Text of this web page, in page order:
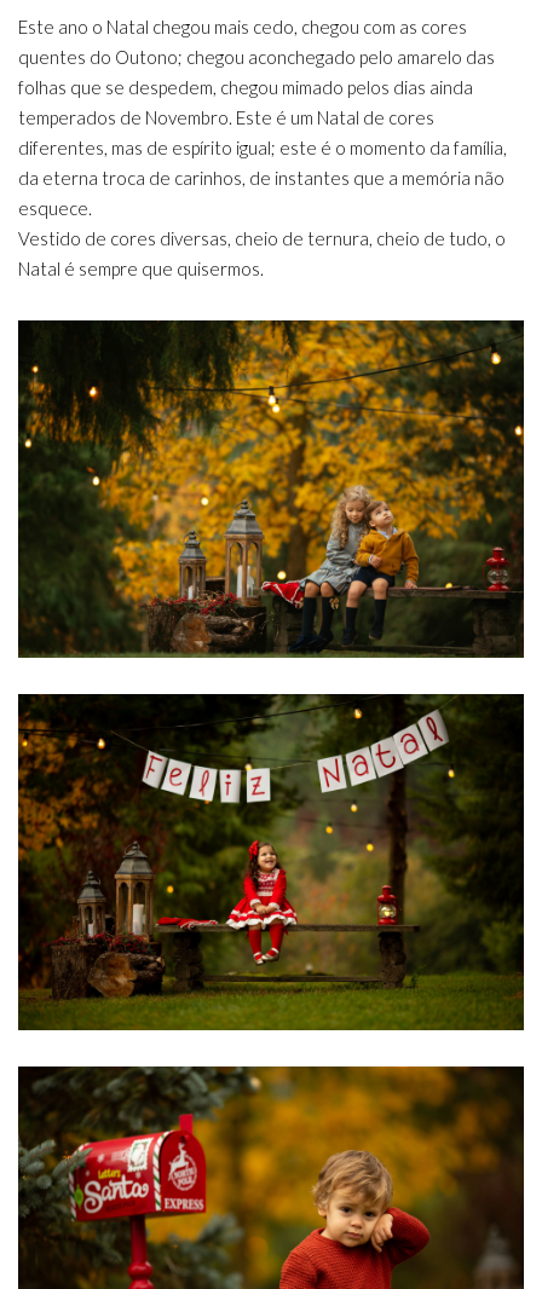
Este ano o Natal chegou mais cedo, chegou com as cores
quentes do Outono; chegou aconchegado pelo amarelo das
folhas que se despedem, chegou mimado pelos dias ainda
temperados de Novembro. Este é um Natal de cores
diferentes, mas de espírito igual; este é o momento da família,
da eterna troca de carinhos, de instantes que a memória não
esquece.
Vestido de cores diversas, cheio de ternura, cheio de tudo, o
Natal é sempre que quisermos.